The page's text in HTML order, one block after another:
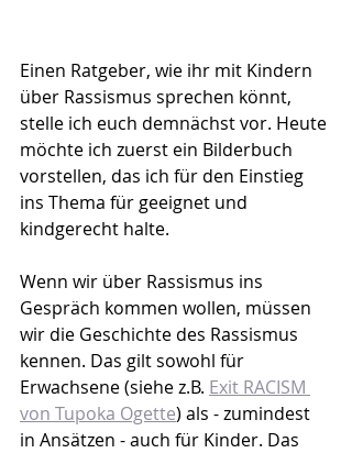
Einen Ratgeber, wie ihr mit Kindern
über Rassismus sprechen könnt,
stelle ich euch demnächst vor. Heute
möchte ich zuerst ein Bilderbuch
vorstellen, das ich für den Einstieg
ins Thema für geeignet und
kindgerecht halte.
Wenn wir über Rassismus ins
Gespräch kommen wollen, müssen
wir die Geschichte des Rassismus
kennen. Das gilt sowohl für
Erwachsene (siehe z.B. Exit RACISM
von Tupoka Ogette) als - zumindest
in Ansätzen - auch für Kinder. Das